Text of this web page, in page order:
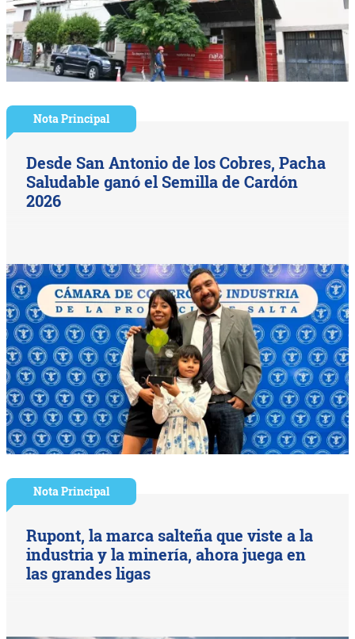
Nota Principal
Desde San Antonio de los Cobres, Pacha
Saludable ganó el Semilla de Cardón
2026
Nota Principal
Rupont, la marca salteña que viste a la
industria y la minería, ahora juega en
las grandes ligas